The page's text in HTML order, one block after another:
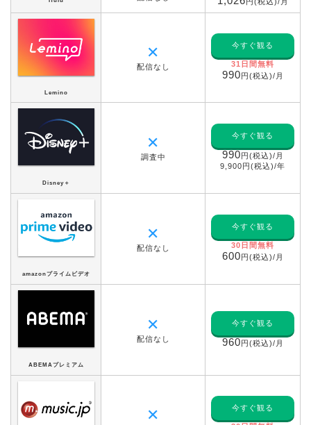
Lemino
✕
配信なし
今すぐ観る
31日間無料
990円(税込)/月
Disney＋
✕
調査中
今すぐ観る
990円(税込)/月
9,900円(税込)/年
amazonプライムビデオ
✕
配信なし
今すぐ観る
30日間無料
600円(税込)/月
ABEMAプレミアム
✕
配信なし
今すぐ観る
960円(税込)/月
✕ 今すぐ観る